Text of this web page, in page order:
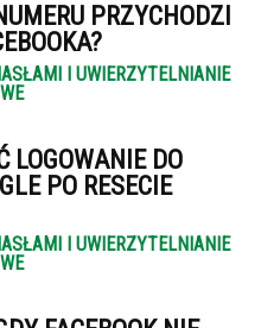
PRZYCHODZI
I UWIERZYTELNIANIE
LOGOWANIE DO
PO RESECIE
I UWIERZYTELNIANIE